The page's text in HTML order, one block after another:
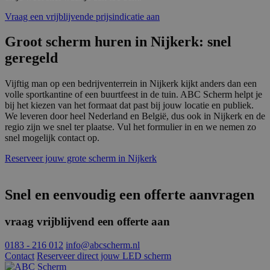
Vraag een vrijblijvende prijsindicatie aan
Groot scherm huren in Nijkerk: snel
geregeld
Vijftig man op een bedrijventerrein in Nijkerk kijkt anders dan een
volle sportkantine of een buurtfeest in de tuin. ABC Scherm helpt je
bij het kiezen van het formaat dat past bij jouw locatie en publiek.
We leveren door heel Nederland en België, dus ook in Nijkerk en de
regio zijn we snel ter plaatse. Vul het formulier in en we nemen zo
snel mogelijk contact op.
Reserveer jouw grote scherm in Nijkerk
Snel en eenvoudig een offerte aanvragen
vraag vrijblijvend een offerte aan
0183 - 216 012 info@abcscherm.nl
Contact Reserveer direct jouw LED scherm
voor
www.abcscherm.nl
Google Privacy Policy